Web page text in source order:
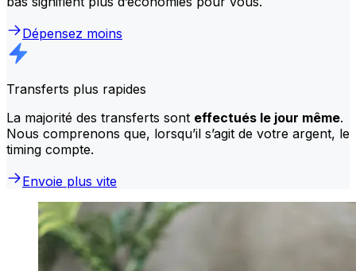
Dépensez moins
Transferts plus rapides
La majorité des transferts sont effectués le jour même.
Nous comprenons que, lorsqu’il s’agit de votre argent, le
timing compte.
Envoie plus vite